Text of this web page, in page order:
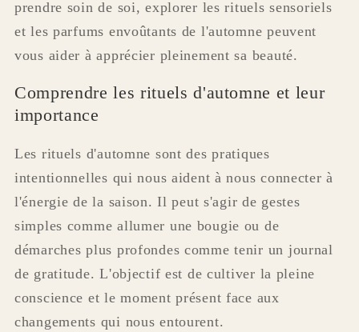
prendre soin de soi, explorer les rituels sensoriels
et les parfums envoûtants de l'automne peuvent
vous aider à apprécier pleinement sa beauté.
Comprendre les rituels d'automne et leur
importance
Les rituels d'automne sont des pratiques
intentionnelles qui nous aident à nous connecter à
l'énergie de la saison. Il peut s'agir de gestes
simples comme allumer une bougie ou de
démarches plus profondes comme tenir un journal
de gratitude. L'objectif est de cultiver la pleine
conscience et le moment présent face aux
changements qui nous entourent.